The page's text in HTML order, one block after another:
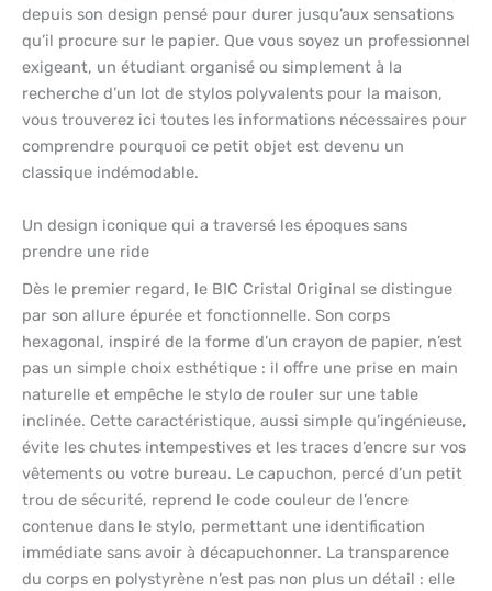
depuis son design pensé pour durer jusqu’aux sensations
qu’il procure sur le papier. Que vous soyez un professionnel
exigeant, un étudiant organisé ou simplement à la
recherche d’un lot de stylos polyvalents pour la maison,
vous trouverez ici toutes les informations nécessaires pour
comprendre pourquoi ce petit objet est devenu un
classique indémodable.
Un design iconique qui a traversé les époques sans
prendre une ride
Dès le premier regard, le BIC Cristal Original se distingue
par son allure épurée et fonctionnelle. Son corps
hexagonal, inspiré de la forme d’un crayon de papier, n’est
pas un simple choix esthétique : il offre une prise en main
naturelle et empêche le stylo de rouler sur une table
inclinée. Cette caractéristique, aussi simple qu’ingénieuse,
évite les chutes intempestives et les traces d’encre sur vos
vêtements ou votre bureau. Le capuchon, percé d’un petit
trou de sécurité, reprend le code couleur de l’encre
contenue dans le stylo, permettant une identification
immédiate sans avoir à décapuchonner. La transparence
du corps en polystyrène n’est pas non plus un détail : elle